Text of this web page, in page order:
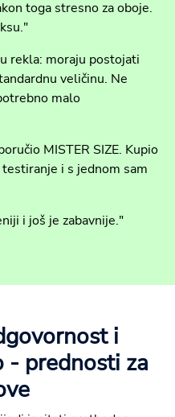
toga stresno za oboje.
rekla: moraju postojati
veličinu. Ne
malo
MISTER SIZE. Kupio
i s jednom sam
i još je zabavnije."
i
- prednosti za